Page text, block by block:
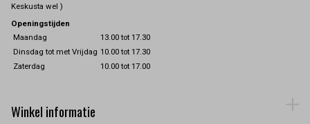
Keskusta wel )
Openingstijden
Maandag
13.00 tot 17.30
Dinsdag tot met Vrijdag 10.00 tot 17.30
Zaterdag
10.00 tot 17.00
Winkel informatie